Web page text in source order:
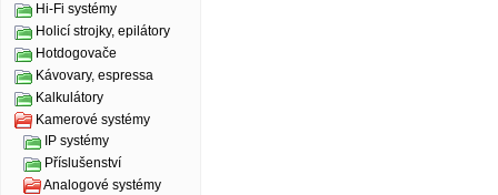
Hi-Fi systémy
Holicí strojky, epilátory
Hotdogovače
Kávovary, espressa
Kalkulátory
Kamerové systémy
IP systémy
Příslušenství
Analogové systémy